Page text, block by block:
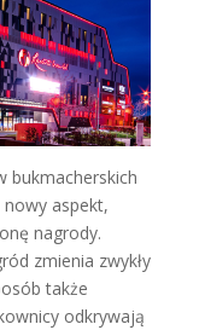
bukmacherskich
aspekt,
nagrody.
zmienia zwykły
także
odkrywają